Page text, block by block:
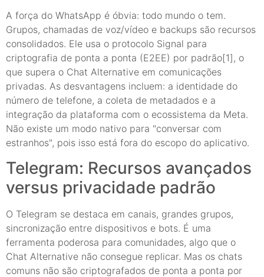
A força do WhatsApp é óbvia: todo mundo o tem.
Grupos, chamadas de voz/vídeo e backups são recursos
consolidados. Ele usa o protocolo Signal para
criptografia de ponta a ponta (E2EE) por padrão[1], o
que supera o Chat Alternative em comunicações
privadas. As desvantagens incluem: a identidade do
número de telefone, a coleta de metadados e a
integração da plataforma com o ecossistema da Meta.
Não existe um modo nativo para "conversar com
estranhos", pois isso está fora do escopo do aplicativo.
Telegram: Recursos avançados
versus privacidade padrão
O Telegram se destaca em canais, grandes grupos,
sincronização entre dispositivos e bots. É uma
ferramenta poderosa para comunidades, algo que o
Chat Alternative não consegue replicar. Mas os chats
comuns não são criptografados de ponta a ponta por